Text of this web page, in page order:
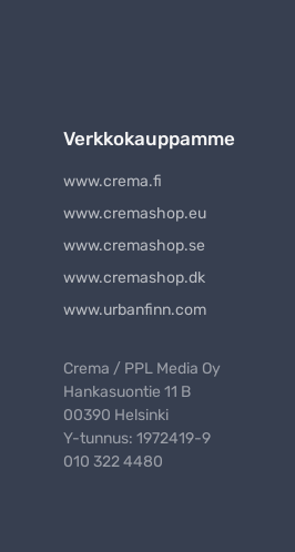
Verkkokauppamme
www.crema.fi
www.cremashop.eu
www.cremashop.se
www.cremashop.dk
www.urbanfinn.com
Crema / PPL Media Oy
Hankasuontie 11 B
00390 Helsinki
Y-tunnus: 1972419-9
010 322 4480